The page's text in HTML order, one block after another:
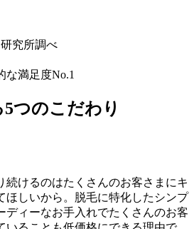
究所調べ
な満足度No.1
つのこだわり
続けるのはたくさんのお客さまにキ
ほしいから。脱毛に特化したシンプ
ディーなお手入れでたくさんのお客